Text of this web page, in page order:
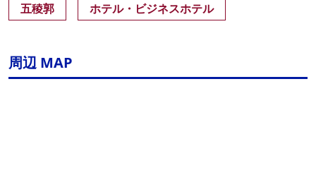
五稜郭 ホテル・ビジネスホテル
周辺 MAP